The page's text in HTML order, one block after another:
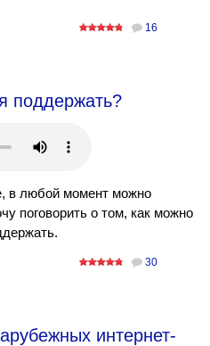
16
поддержать?
в любой момент можно
поговорить о том, как можно
30
интернет-